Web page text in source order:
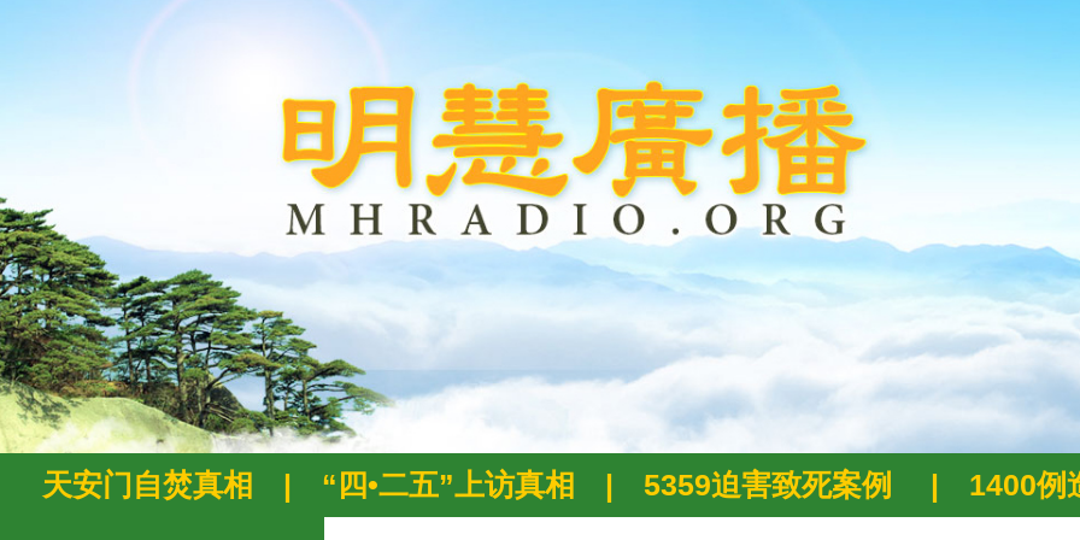
天安门自焚真相 | “四•二五”上访真相 | 5359迫害致死案例 | 1400例